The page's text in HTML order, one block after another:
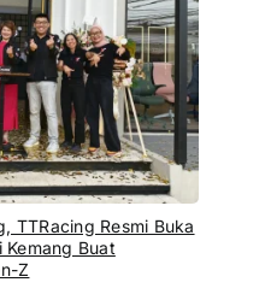
TTRacing Resmi Buka
Buat
Z